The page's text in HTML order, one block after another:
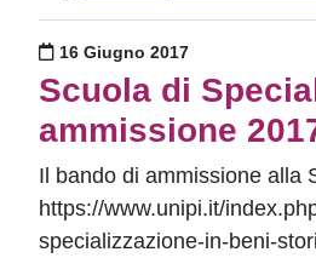
Pubblicato il
16 Giugno 2017
Scuola di
ammissione
Il bando di ammissione alla
https://www.unipi.it/
specializzazione-in-beni-